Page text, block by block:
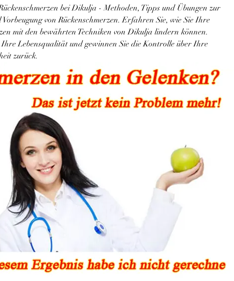
bei Dikulja - Methoden, Tipps und Übungen zur
von Rückenschmerzen. Erfahren Sie, wie Sie Ihre
mit den bewährten Techniken von Dikulja lindern können.
Ihre Lebensqualität und gewinnen Sie die Kontrolle über Ihre
zurück.